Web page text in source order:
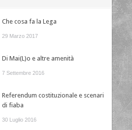
Che cosa fa la Lega
29 Marzo 2017
Di Mai(L)o e altre amenità
7 Settembre 2016
Referendum costituzionale e scenari
di fiaba
30 Luglio 2016